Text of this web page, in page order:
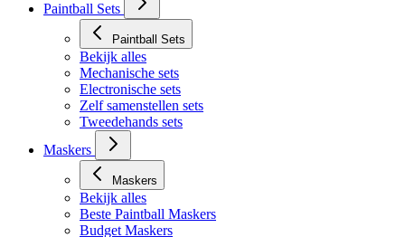
Paintball Sets
Paintball Sets
Bekijk alles
Mechanische sets
Electronische sets
Zelf samenstellen sets
Tweedehands sets
Maskers
Maskers
Bekijk alles
Beste Paintball Maskers
Budget Maskers